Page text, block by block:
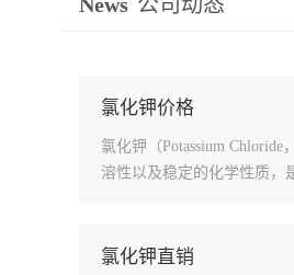
氯化钾价格
氯化钾（Potassium
溶性以及稳定的化学性质，
氯化钾直销